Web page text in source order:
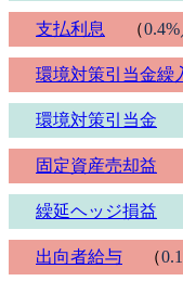
支払利息 （
環境対策引当金繰
環境対策引当金
固定資産売却益
繰延ヘッジ損益
出向者給与 （